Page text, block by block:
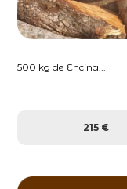
500 kg de Encina...
215 €